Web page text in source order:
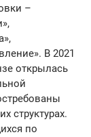
–
В 2021
открылась
структурах.
по